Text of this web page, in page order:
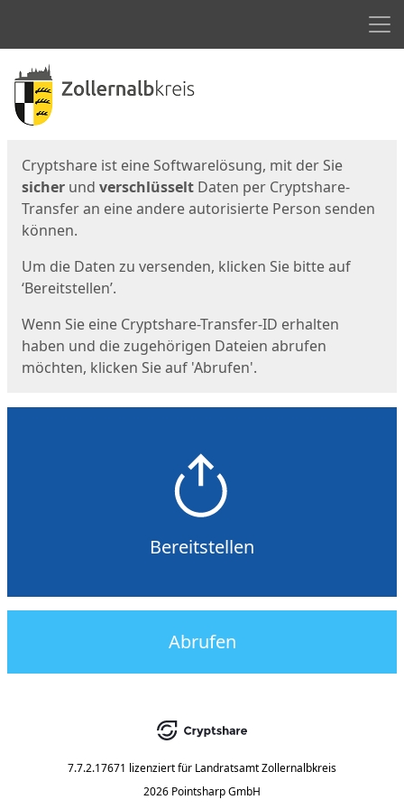
Start
Cryptshare ist eine Softwarelösung, mit der Sie
sicher und verschlüsselt Daten per Cryptshare-
Transfer an eine andere autorisierte Person senden
können.
Um die Daten zu versenden, klicken Sie bitte auf
‘Bereitstellen’.
Wenn Sie eine Cryptshare-Transfer-ID erhalten
haben und die zugehörigen Dateien abrufen
möchten, klicken Sie auf 'Abrufen'.
Bereitstellen
Abrufen
7.7.2.17671 lizenziert für Landratsamt Zollernalbkreis
2026 Pointsharp GmbH